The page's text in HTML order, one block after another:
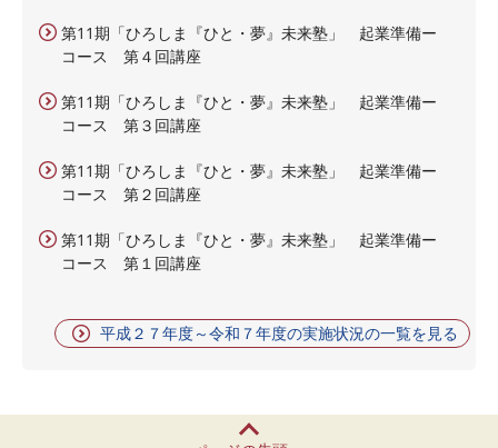
第11期「ひろしま『ひと・夢』未来塾」 起業準備ー
コース 第４回講座
第11期「ひろしま『ひと・夢』未来塾」 起業準備ー
コース 第３回講座
第11期「ひろしま『ひと・夢』未来塾」 起業準備ー
コース 第２回講座
第11期「ひろしま『ひと・夢』未来塾」 起業準備ー
コース 第１回講座
平成２７年度～令和７年度の実施状況の一覧を見る